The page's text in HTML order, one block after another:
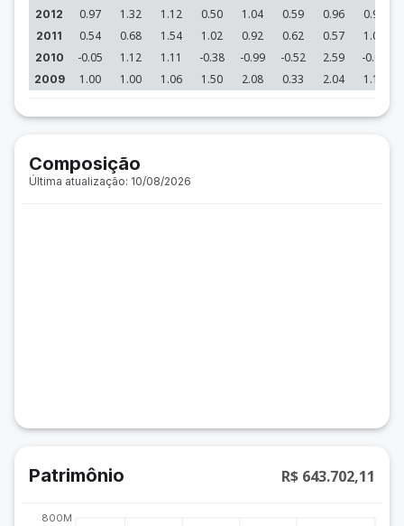
2012 0.97 1.32 1.12 0.50 1.04 0.59 0.96 0.96
2011 0.54 0.68 1.54 1.02 0.92 0.62 0.57 1.06
2010 -0.05 1.12 1.11 -0.38 -0.99 -0.52 2.59 -0.09
2009 1.00 1.00 1.06 1.50 2.08 0.33 2.04 1.12
Composição
Última atualização: 10/08/2026
Patrimônio R$ 643.702,11
800M